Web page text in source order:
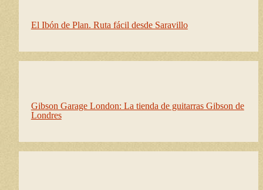
El Ibón de Plan. Ruta fácil desde Saravillo
Gibson Garage London: La tienda de guitarras Gibson de
Londres